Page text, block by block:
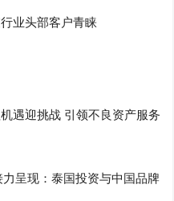
业头部客户青睐
遇迎挑战 引领不良资产服务
呈现：泰国投资与中国品牌